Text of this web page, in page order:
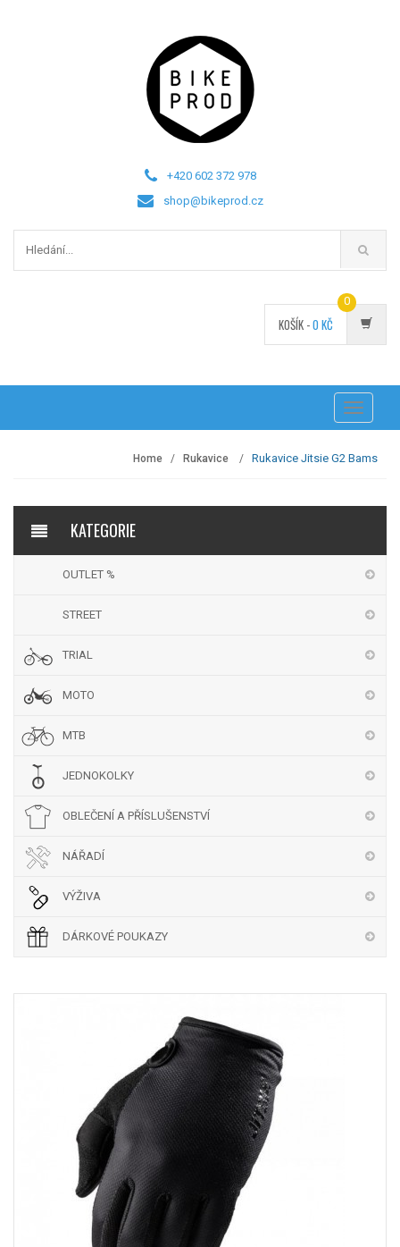
+420 602 372 978
shop@bikeprod.cz
KOŠÍK -0 KČ
0
Přepnout
navigaci
Home Rukavice Rukavice Jitsie G2 Bams
KATEGORIE
OUTLET %
STREET
TRIAL
MOTO
MTB
JEDNOKOLKY
OBLEČENÍ A PŘÍSLUŠENSTVÍ
NÁŘADÍ
VÝŽIVA
DÁRKOVÉ POUKAZY